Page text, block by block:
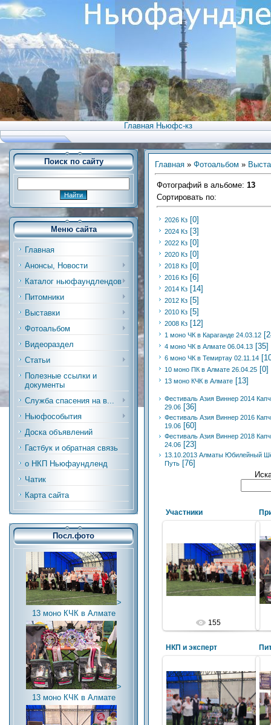
Главная Ньюфс-кз
Поиск по сайту
Меню сайта
Главная
Анонсы, Новости
Каталог ньюфаундлендов
Питомники
Выставки
Фотоальбом
Видеораздел
Статьи
Полезные ссылки и
документы
Служба спасения на в...
Ньюфособытия
Доска объявлений
Гастбук и обратная связь
о НКП Ньюфаундленд
Чатик
Карта сайта
Посл.фото
>
13 моно КЧК в Алмате
>
13 моно КЧК в Алмате
Главная » Фотоальбом »
Фотографий в альбоме: 13
Сортировать по:
2026 Кз [0]
2024 Кз [3]
2022 Кз [0]
2020 Кз [0]
2018 Кз [0]
2016 Кз [6]
2014 Кз [14]
2012 Кз [5]
2010 Кз [5]
2008 Кз [12]
1 моно ЧК в Караганде 24.03.12
4 моно ЧК в Алмате 06.04.13 [35]
6 моно ЧК в Темиртау 02.11.14
10 моно ПК в Алмате 26.04.25 [0]
13 моно КЧК в Алмате [13]
Фестиваль Азия Виннер 2014
29.06 [36]
Фестиваль Азия Виннер 2016
19.06 [60]
Фестиваль Азия Виннер 2018
24.06 [23]
13.10.2013 Алматы Юбилейный
Путь [76]
Участники
155
НКП и эксперт